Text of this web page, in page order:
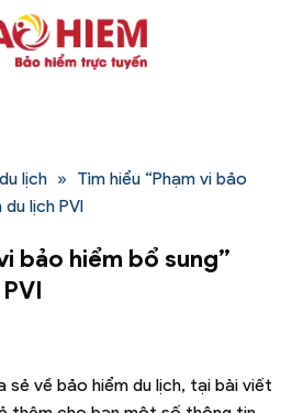
lịch » Tìm hiểu “Phạm vi bảo
lịch PVI
bảo hiểm bổ sung”
sẻ về bảo hiểm du lịch, tại bài viết